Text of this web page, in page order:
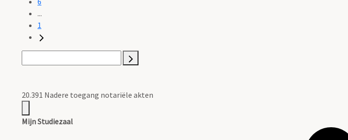
...
1
20.391 Nadere toegang notariële akten
Mijn Studiezaal